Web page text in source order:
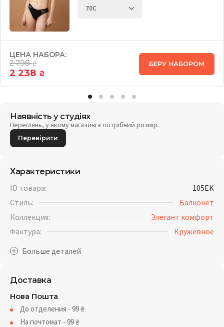
ЦЕНА НАБОРА:
2 798₴
2 238 ₴
БЕРУ НАБОРОМ
Наявність у студіях
Переглянь, у якому магазині є потрібний розмір.
Перевірити
Характеристики
ID товара:
105EK
Стиль:
Балконет
Коллекция:
Элегант комфорт
Фактура:
Кружевное
Доставка
Нова Пошта
До отделения - 99₴
На почтомат - 99₴